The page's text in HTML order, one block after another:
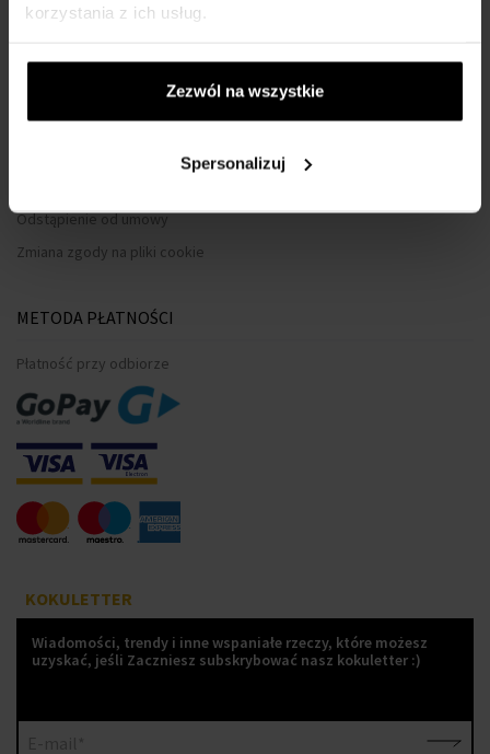
korzystania z ich usług.
Zezwól na wszystkie
Spersonalizuj
Dlaczego perfumy od nas?
Wodoszczelność zegarków
Tylko oryginalne towary
Często Zadawane Pytania
Odstąpienie od umowy
Zmiana zgody na pliki cookie
METODA PŁATNOŚCI
Płatność przy odbiorze
KOKULETTER
Wiadomości, trendy i inne wspaniałe rzeczy, które możesz
uzyskać, jeśli Zaczniesz subskrybować nasz kokuletter :)